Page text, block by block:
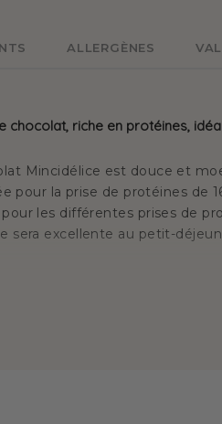
ALLERGÈNES
chocolat, riche en protéines,
Mincidélice est douce et
pour la prise de protéines de
les différentes prises de
sera excellente au petit-
1, et compatible avec la cétose.